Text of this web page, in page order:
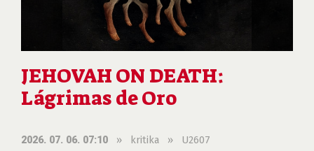
JEHOVAH ON DEATH:
Lágrimas de Oro
2026. 07. 06. 07:10 » kritika » U2607